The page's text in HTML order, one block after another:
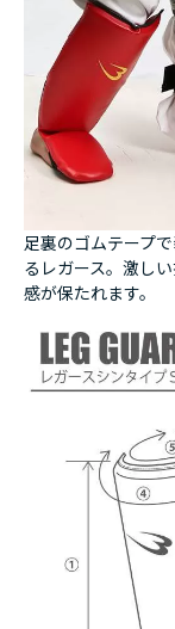
足裏のゴムテープ
るレガース。激し
感が保たれます。